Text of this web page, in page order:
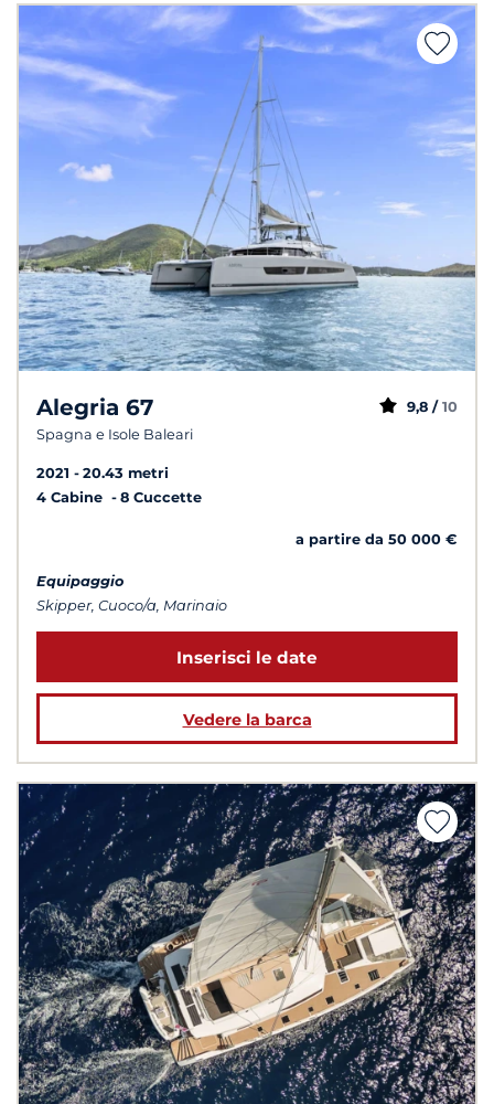
Alegria 67
Spagna e Isole Baleari
9,8 / 10
2021
20.43 metri
4 Cabine
8 Cuccette
a partire da 50 000 €
Equipaggio
Skipper, Cuoco/a, Marinaio
Inserisci le date
Vedere la barca